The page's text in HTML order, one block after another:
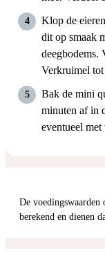
Klop de
dit op smaak
deegbodems.
Verkruimel tot
Bak de mini
minuten af in
eventueel met
De voedingswaarden op deze website worden automatisch
berekend en dienen